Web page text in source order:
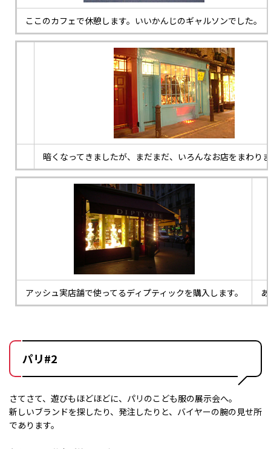
ここのカフェで休憩します。いいかんじのギャルソンでした。
暗くなってきましたが、まだまだ、いろんなお店をまわり
アッシュ実店舗で使ってるディプティックを購入します。
パリ#2
さてさて、遊びもほどほどに、パリのこども服の展示会へ。
新しいブランドを探したり、発注したりと、バイヤーの腕の見せ所
であります。